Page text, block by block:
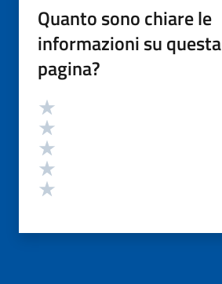
Quanto sono chiare le
informazioni su questa
pagina?
Valutazione